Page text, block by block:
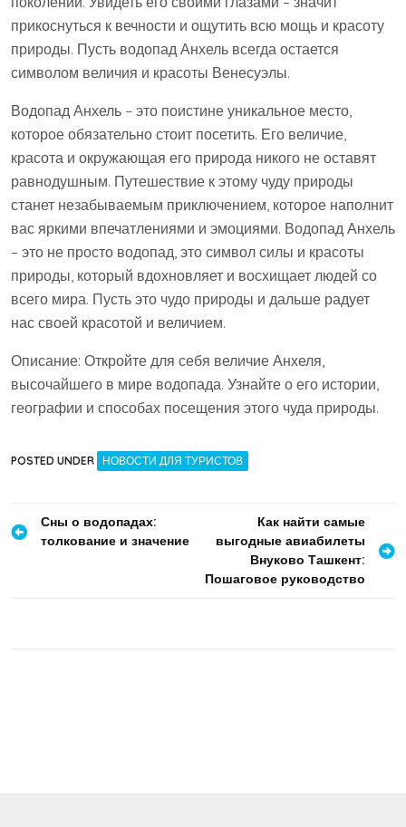
прикоснуться к вечности и ощутить всю мощь и красоту
природы. Пусть водопад Анхель всегда остается
символом величия и красоты Венесуэлы.
Водопад Анхель – это поистине уникальное место,
которое обязательно стоит посетить. Его величие,
красота и окружающая его природа никого не оставят
равнодушным. Путешествие к этому чуду природы
станет незабываемым приключением, которое наполнит
вас яркими впечатлениями и эмоциями. Водопад Анхель
– это не просто водопад, это символ силы и красоты
природы, который вдохновляет и восхищает людей со
всего мира. Пусть это чудо природы и дальше радует
нас своей красотой и величием.
Описание: Откройте для себя величие Анхеля,
высочайшего в мире водопада. Узнайте о его истории,
географии и способах посещения этого чуда природы.
POSTED UNDER НОВОСТИ ДЛЯ ТУРИСТОВ
Навигация
Сны о водопадах:
толкование и значение
Как найти самые
выгодные авиабилеты
Внуково Ташкент:
Пошаговое руководство